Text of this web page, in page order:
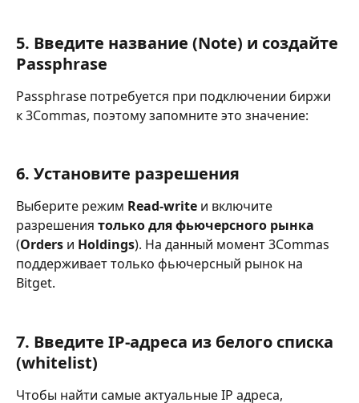
5. Введите название (Note) и создайте
Passphrase
Passphrase потребуется при подключении биржи
к 3Commas, поэтому запомните это значение:
6. Установите разрешения
Выберите режим Read-write и включите
разрешения только для фьючерсного рынка
(Orders и Holdings). На данный момент 3Commas
поддерживает только фьючерсный рынок на
Bitget.
7. Введите IP-адреса из белого списка
(whitelist)
Чтобы найти самые актуальные IP адреса,